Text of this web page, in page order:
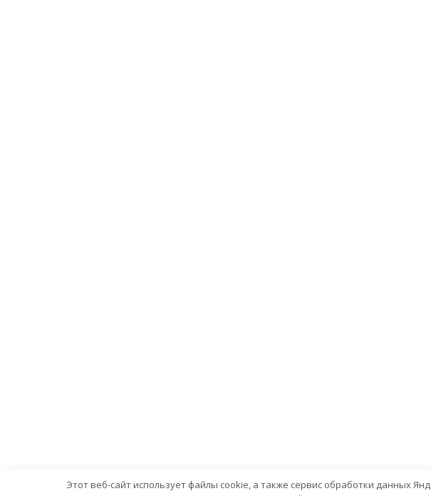
Этот веб-сайт использует файлы cookie, а также сервис обработки данных